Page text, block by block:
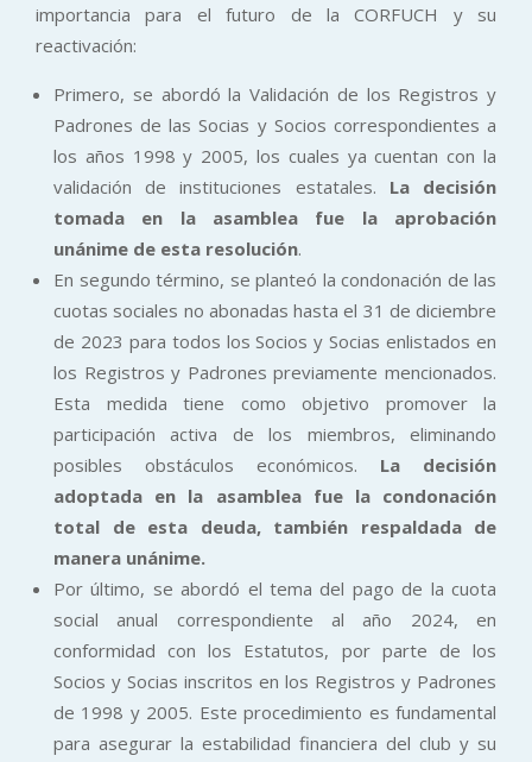
importancia para el futuro de la CORFUCH y su
reactivación:
Primero, se abordó la Validación de los Registros y
Padrones de las Socias y Socios correspondientes a
los años 1998 y 2005, los cuales ya cuentan con la
validación de instituciones estatales. La decisión
tomada en la asamblea fue la aprobación
unánime de esta resolución.
En segundo término, se planteó la condonación de las
cuotas sociales no abonadas hasta el 31 de diciembre
de 2023 para todos los Socios y Socias enlistados en
los Registros y Padrones previamente mencionados.
Esta medida tiene como objetivo promover la
participación activa de los miembros, eliminando
posibles obstáculos económicos. La decisión
adoptada en la asamblea fue la condonación
total de esta deuda, también respaldada de
manera unánime.
Por último, se abordó el tema del pago de la cuota
social anual correspondiente al año 2024, en
conformidad con los Estatutos, por parte de los
Socios y Socias inscritos en los Registros y Padrones
de 1998 y 2005. Este procedimiento es fundamental
para asegurar la estabilidad financiera del club y su